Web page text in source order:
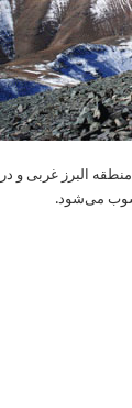
البرز غربی و
می‌شود.